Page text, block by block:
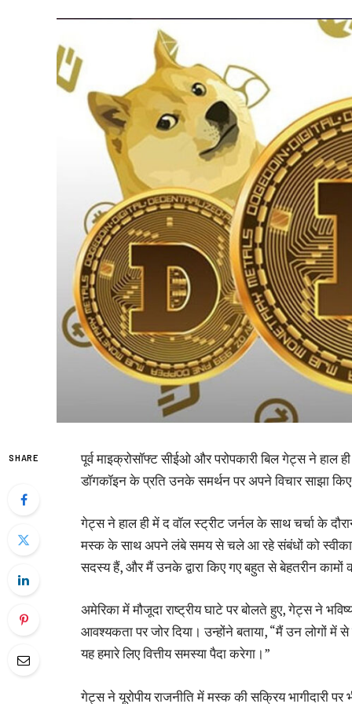
SHARE
पूर्व माइक्रोसॉफ्ट सीईओ और परोपकारी बिल गेट्स ने
डॉगकॉइन के प्रति उनके समर्थन पर अपने विचार साझा
गेट्स ने हाल ही में द वॉल स्ट्रीट जर्नल के साथ चर्चा के
मस्क के साथ अपने लंबे समय से चले आ रहे संबंधों को
सदस्य हैं, और मैं उनके द्वारा किए गए बहुत से बेहतरीन कामों
अमेरिका में मौजूदा राष्ट्रीय घाटे पर बोलते हुए, गेट्स ने
आवश्यकता पर जोर दिया। उन्होंने बताया, “मैं उन लोगों में
यह हमारे लिए वित्तीय समस्या पैदा करेगा।”
गेट्स ने यूरोपीय राजनीति में मस्क की सक्रिय भागीदारी